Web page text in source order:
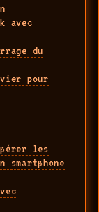
avec
du
pour
les
smartphone